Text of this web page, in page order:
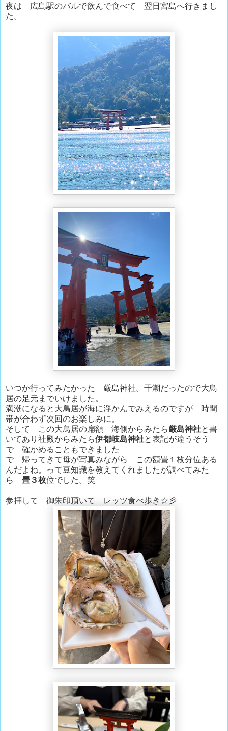
夜は 広島駅のバルで飲んで食べて 翌日宮島へ行きまし
た。
いつか行ってみたかった 厳島神社。干潮だったので大鳥
居の足元までいけました。
満潮になると大鳥居が海に浮かんでみえるのですが 時間
帯が合わず次回のお楽しみに。
そして この大鳥居の扁額 海側からみたら厳島神社と書
いてあり社殿からみたら伊都岐島神社と表記が違うそう
で 確かめることもできました
で 帰ってきて母が写真みながら この額畳１枚分位ある
んだよね。って豆知識を教えてくれましたが調べてみた
ら 畳３枚位でした。笑
参拝して 御朱印頂いて レッツ食べ歩き☆彡